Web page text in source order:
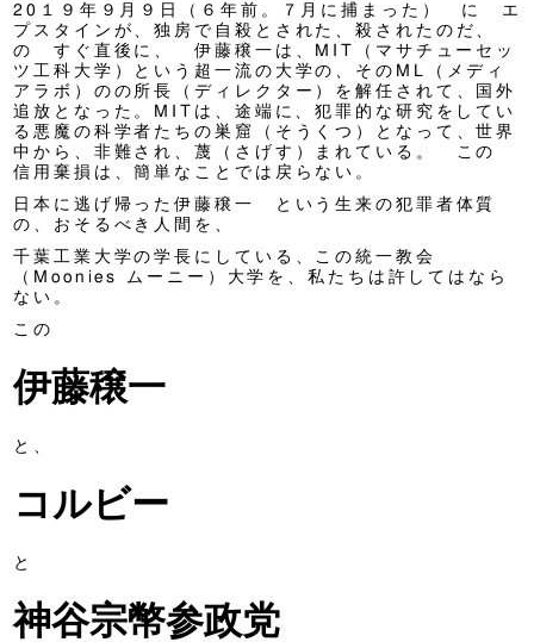
20１９年９月９日（６年前。７月に捕まった） に エ
プスタインが、独房で自殺とされた、殺されたのだ、
の すぐ直後に、 伊藤穣一は、MIT（マサチューセッ
ツ工科大学）という超一流の大学の、そのML（メディ
アラボ）のの所長（ディレクター）を解任されて、国外
追放となった。MITは、途端に、犯罪的な研究をしてい
る悪魔の科学者たちの巣窟（そうくつ）となって、世界
中から、非難され、蔑（さげす）まれている。 この
信用棄損は、簡単なことでは戻らない。
日本に逃げ帰った伊藤穣一 という生来の犯罪者体質
の、おそるべき人間を、
千葉工業大学の学長にしている、この統一教会
（Moonies ムーニー）大学を、私たちは許してはなら
ない。
この
伊藤穣一
と、
コルビー
と
神谷宗幣参政党